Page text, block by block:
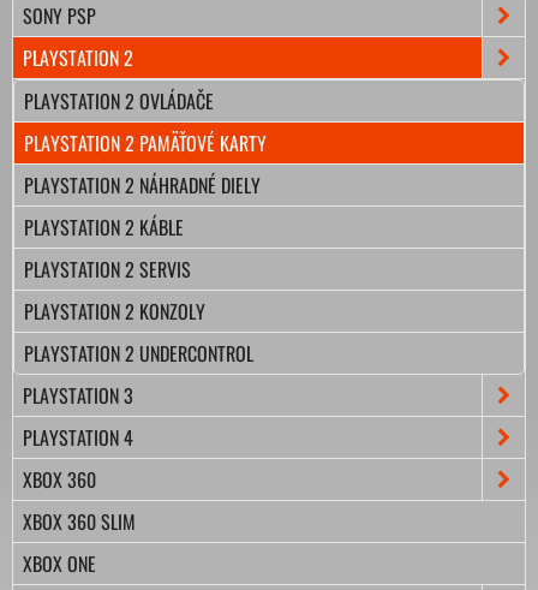
SONY PSP
PLAYSTATION 2
PLAYSTATION 2 OVLÁDAČE
PLAYSTATION 2 PAMÄŤOVÉ KARTY
PLAYSTATION 2 NÁHRADNÉ DIELY
PLAYSTATION 2 KÁBLE
PLAYSTATION 2 SERVIS
PLAYSTATION 2 KONZOLY
PLAYSTATION 2 UNDERCONTROL
PLAYSTATION 3
PLAYSTATION 4
XBOX 360
XBOX 360 SLIM
XBOX ONE